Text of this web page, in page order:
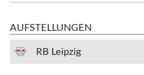
AUFSTELLUNGEN
RB Leipzig